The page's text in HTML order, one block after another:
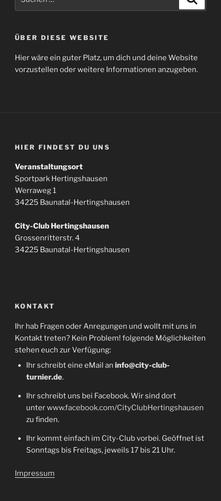
nach:
ÜBER DIESE WEBSITE
Hier wäre ein guter Platz, um dich und deine Website
vorzustellen oder weitere Informationen anzugeben.
HIER FINDEST DU UNS
Veranstaltungsort
Sportpark Hertingshausen
Werraweg 1
34225 Baunatal-Hertingshausen
City-Club Hertingshausen
Grossenritterstr. 4
34225 Baunatal-Hertingshausen
KONTAKT
Ihr hab Fragen oder Anregungen und wollt mit uns in
Kontakt treten? Kein Problem! folgende Möglichkeiten
stehen euch zur Verfügung:
Ihr schreibt eine eMail an info@city-club-
turnier.de.
Ihr schreibt uns bei Facebook. Wir sind dort
unterwww.facebook.com/CityClubHertingshausen
zu finden.
Ihr kommt einfach im City-Club vorbei. Geöffnet ist
Sonntags bis Freitags, jeweils 17 bis 21 Uhr.
Impressum